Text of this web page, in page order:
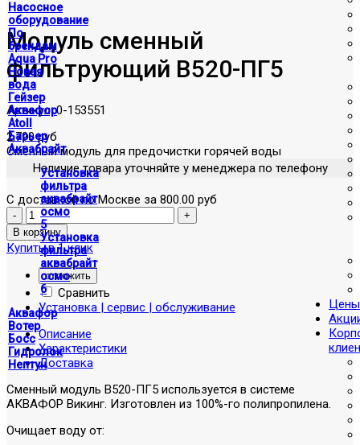
Насосное
оборудование
По
брендам
Aqua Pro
Новая
вода
Гейзер
Аквафор
Atoll
Барьер
Аквабрайт
Установка
фильтра
аквабрайт
осмо
5
Установка
фильтра
аквабрайт
осмо
6
Аквафор
Вотер
Босс
Гидролок
Нептун
Цены
Модуль сменный
фильтрующий В520-ПГ5
Артикул:0-153551
2,790 руб
Сменный модуль для предочистки горячей воды
Наличие товара уточняйте у менеджера по телефону
С доставкой по Москве за 800.00 руб
Купить в 1 клик
отложить
Сравнить
Установка | сервис | обслуживание
Описание
Характеристики
Доставка
Сменный модуль В520-ПГ5 используется в системе
АКВАФОР Викинг. Изготовлен из 100%-го полипропилена.
Очищает воду от: